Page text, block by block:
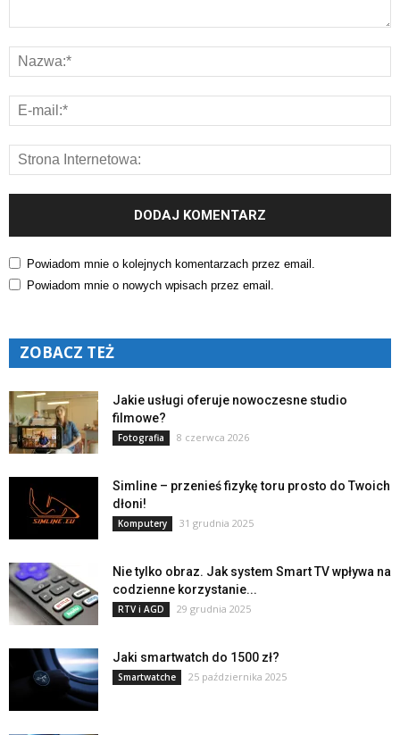
Powiadom mnie o kolejnych komentarzach przez email.
Powiadom mnie o nowych wpisach przez email.
ZOBACZ TEŻ
Jakie usługi oferuje nowoczesne studio
filmowe?
Fotografia 8 czerwca 2026
Simline – przenieś fizykę toru prosto do Twoich
dłoni!
Komputery 31 grudnia 2025
Nie tylko obraz. Jak system Smart TV wpływa na
codzienne korzystanie...
RTV i AGD 29 grudnia 2025
Jaki smartwatch do 1500 zł?
Smartwatche 25 października 2025